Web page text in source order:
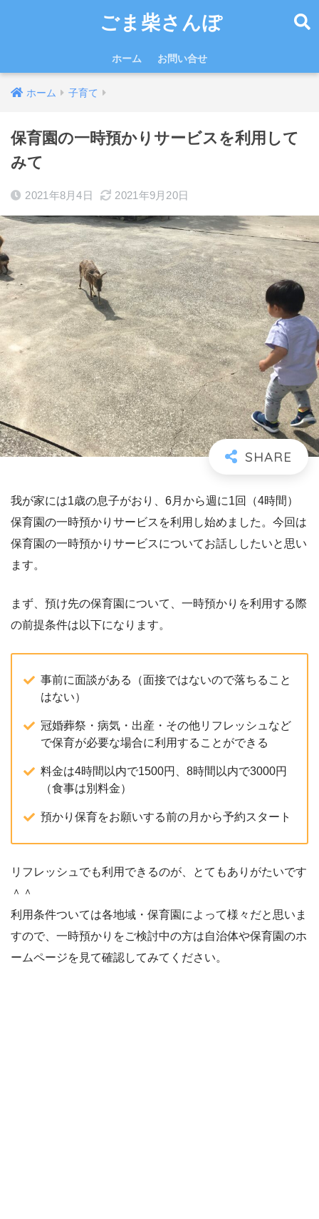
ごま柴さんぽ
ホーム お問い合せ
ホーム 子育て
保育園の一時預かりサービスを利用して
みて
2021年8月4日 2021年9月20日
我が家には1歳の息子がおり、6月から週に1回（4時間）
保育園の一時預かりサービスを利用し始めました。今回は
保育園の一時預かりサービスについてお話ししたいと思い
ます。
まず、預け先の保育園について、一時預かりを利用する際
の前提条件は以下になります。
事前に面談がある（面接ではないので落ちること
はない）
冠婚葬祭・病気・出産・その他リフレッシュなど
で保育が必要な場合に利用することができる
料金は4時間以内で1500円、8時間以内で3000円
（食事は別料金）
預かり保育をお願いする前の月から予約スタート
リフレッシュでも利用できるのが、とてもありがたいです
＾＾
利用条件ついては各地域・保育園によって様々だと思いま
すので、一時預かりをご検討中の方は自治体や保育園のホ
ームページを見て確認してみてください。